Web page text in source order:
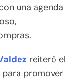
una agenda
reiteró el
promover